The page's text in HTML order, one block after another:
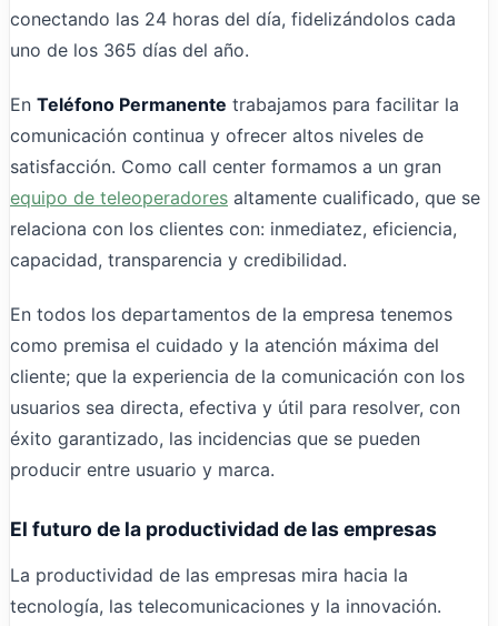
conectando las 24 horas del día, fidelizándolos cada
uno de los 365 días del año.
En Teléfono Permanente trabajamos para facilitar la
comunicación continua y ofrecer altos niveles de
satisfacción. Como call center formamos a un gran
equipo de teleoperadores altamente cualificado, que se
relaciona con los clientes con: inmediatez, eficiencia,
capacidad, transparencia y credibilidad.
En todos los departamentos de la empresa tenemos
como premisa el cuidado y la atención máxima del
cliente; que la experiencia de la comunicación con los
usuarios sea directa, efectiva y útil para resolver, con
éxito garantizado, las incidencias que se pueden
producir entre usuario y marca.
El futuro de la productividad de las empresas
La productividad de las empresas mira hacia la
tecnología, las telecomunicaciones y la innovación.